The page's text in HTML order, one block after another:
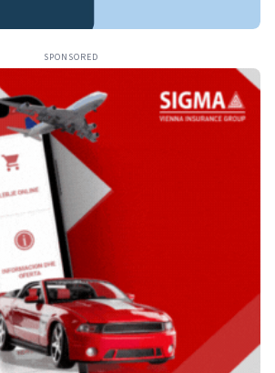
SPONSORED